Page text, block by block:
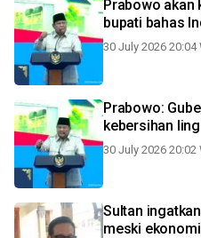
Prabowo akan
bupati bahas
30 July 2026 20:04
Prabowo:
kebersihan
30 July 2026 20:02
Sultan
meski